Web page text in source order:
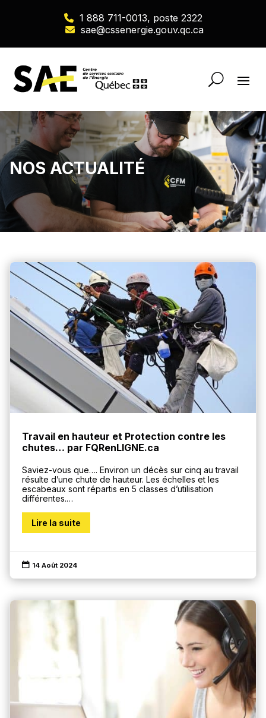
1 888 711-0013, poste 2322
sae@cssenergie.gouv.qc.ca
NOS ACTUALITÉ
Travail en hauteur et Protection contre les
chutes… par FQRenLIGNE.ca
Saviez-vous que…. Environ un décès sur cinq au travail
résulte d’une chute de hauteur. Les échelles et les
escabeaux sont répartis en 5 classes d’utilisation
différentes.…
Lire la suite
 14 Août 2024